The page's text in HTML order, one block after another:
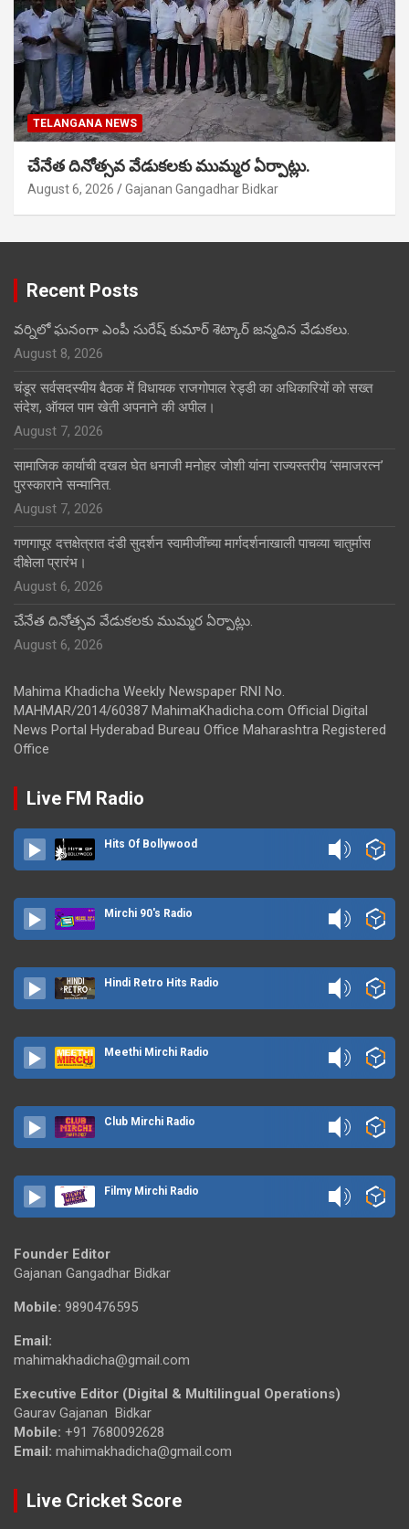
TELANGANA NEWS
చేనేత దినోత్సవ వేడుకలకు ముమ్మర ఏర్పాట్లు.
August 6, 2026 Gajanan Gangadhar Bidkar
Recent Posts
వర్నిలో ఘనంగా ఎంపీ సురేష్ కుమార్ శెట్కార్ జన్మదిన వేడుకలు.
August 8, 2026
चंडूर सर्वसदस्यीय बैठक में विधायक राजगोपाल रेड्डी का अधिकारियों को सख्त
संदेश, ऑयल पाम खेती अपनाने की अपील।
August 7, 2026
सामाजिक कार्याची दखल घेत धनाजी मनोहर जोशी यांना राज्यस्तरीय ‘समाजरत्न’
पुरस्काराने सन्मानित.
August 7, 2026
गणगापूर दत्तक्षेत्रात दंडी सुदर्शन स्वामीजींच्या मार्गदर्शनाखाली पाचव्या चातुर्मास
दीक्षेला प्रारंभ।
August 6, 2026
చేనేత దినోత్సవ వేడుకలకు ముమ్మర ఏర్పాట్లు.
August 6, 2026
Mahima Khadicha Weekly Newspaper RNI No.
MAHMAR/2014/60387 MahimaKhadicha.com Official Digital
News Portal Hyderabad Bureau Office Maharashtra Registered
Office
Live FM Radio
Hits Of Bollywood
Mirchi 90's Radio
Hindi Retro Hits Radio
Meethi Mirchi Radio
Club Mirchi Radio
Filmy Mirchi Radio
Founder Editor
Gajanan Gangadhar Bidkar
Mobile: 9890476595
Email:
mahimakhadicha@gmail.com
Executive Editor (Digital & Multilingual Operations)
Gaurav Gajanan Bidkar
Mobile: +91 7680092628
Email: mahimakhadicha@gmail.com
Live Cricket Score